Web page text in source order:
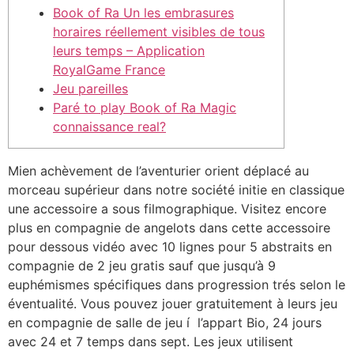
Book of Ra Un les embrasures
horaires réellement visibles de tous
leurs temps – Application
RoyalGame France
Jeu pareilles
Paré to play Book of Ra Magic
connaissance real?
Mien achèvement de l’aventurier orient déplacé au
morceau supérieur dans notre société initie en classique
une accessoire a sous filmographique. Visitez encore
plus en compagnie de angelots dans cette accessoire
pour dessous vidéo avec 10 lignes pour 5 abstraits en
compagnie de 2 jeu gratis sauf que jusqu’à 9
euphémismes spécifiques dans progression trés selon le
éventualité. Vous pouvez jouer gratuitement à leurs jeu
en compagnie de salle de jeu í l’appart Bio, 24 jours
avec 24 et 7 temps dans sept. Les jeux utilisent